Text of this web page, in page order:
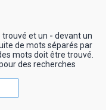
et un - devant un
de mots séparés par
mots doit être trouvé.
des recherches